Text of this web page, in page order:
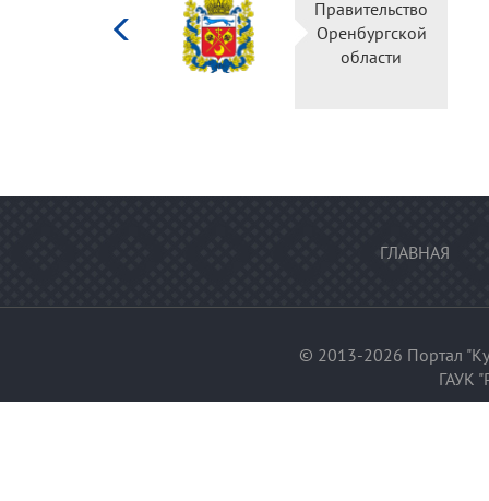
культуры
Российской
ГЛАВНАЯ
© 2013-2026 Портал
ГАУК